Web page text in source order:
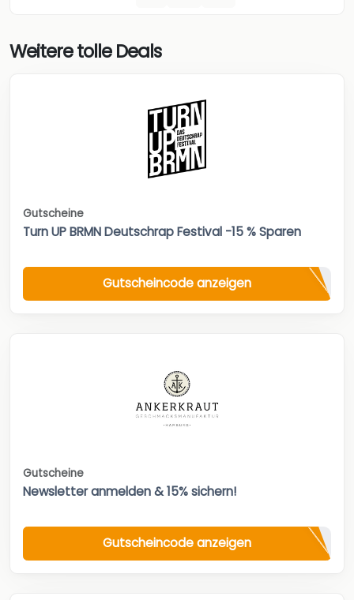
Weitere tolle Deals
Gutscheine
Turn UP BRMN Deutschrap Festival -15 % Sparen
Gutscheincode anzeigen
Gutscheine
Newsletter anmelden & 15% sichern!
Gutscheincode anzeigen